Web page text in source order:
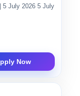
5 July 2026 5 July
Now